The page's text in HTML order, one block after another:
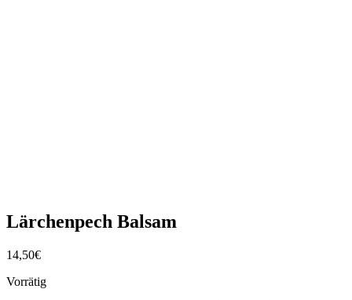
Lärchenpech Balsam
14,50€
Vorrätig